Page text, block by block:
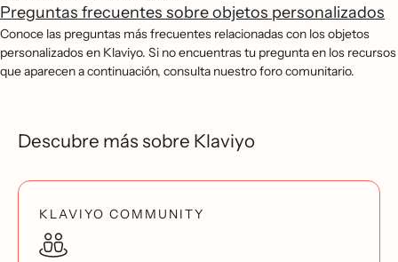
Preguntas frecuentes sobre objetos personalizados
Conoce las preguntas más frecuentes relacionadas con los objetos
personalizados en Klaviyo. Si no encuentras tu pregunta en los recursos
que aparecen a continuación, consulta nuestro foro comunitario.
Descubre más sobre Klaviyo
KLAVIYO COMMUNITY